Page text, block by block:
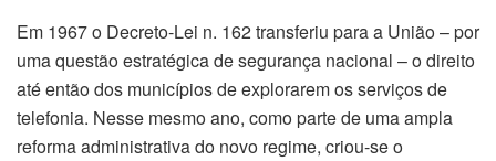
Em 1967 o Decreto-Lei n. 162 transferiu para a União – por
uma questão estratégica de segurança nacional – o direito
até então dos municípios de explorarem os serviços de
telefonia. Nesse mesmo ano, como parte de uma ampla
reforma administrativa do novo regime, criou-se o